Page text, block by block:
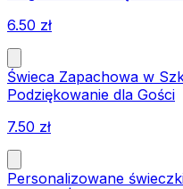
6.50 zł
Świeca Zapachowa w
Podziękowanie dla Gości
7.50 zł
Personalizowane